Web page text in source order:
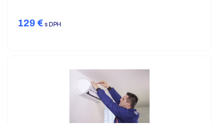
129 € s DPH